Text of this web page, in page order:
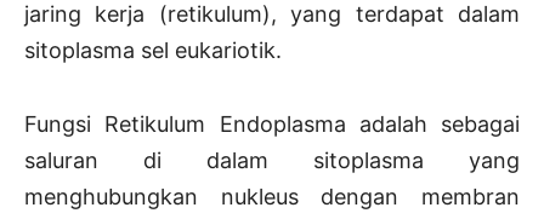
jaring kerja (retikulum), yang terdapat dalam
sitoplasma sel eukariotik.
Fungsi Retikulum Endoplasma adalah sebagai
saluran di dalam sitoplasma yang
menghubungkan nukleus dengan membran